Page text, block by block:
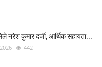
नरेश कुमार दर्जी, आर्थिक सहायता...
442